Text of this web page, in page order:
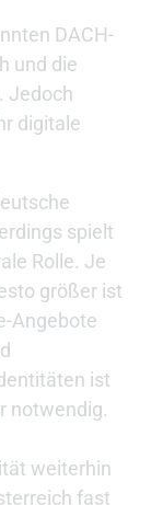
DACH-
und die
Jedoch
digitale
spielt
Rolle. Je
größer ist
Angebote
ist
notwendig.
weiterhin
fast